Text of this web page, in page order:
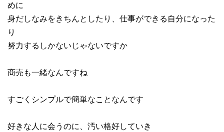
めに
身だしなみをきちんとしたり、仕事ができる自分になった
り
努力するしかないじゃないですか
商売も一緒なんですね
すごくシンプルで簡単なことなんです
好きな人に会うのに、汚い格好していき